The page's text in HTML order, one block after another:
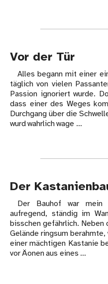
Vor der Tür
Alles begann mit einer
täglich von vielen
Passion ignoriert wurde.
dass einer des Weges
Durchgang über die
wurd wahrlich wage …
Der
Der Bauhof war mein
aufregend, ständig im
bisschen gefährlich. Neben
Gelände ringsum
einer mächtigen Kastanie
vor Äonen aus eines …